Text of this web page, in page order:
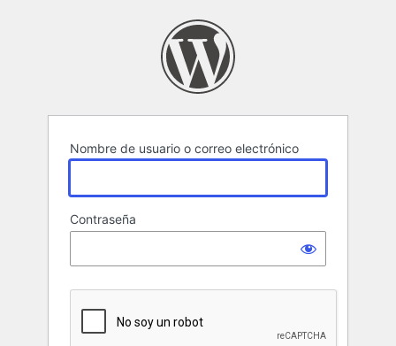
Nombre de usuario o correo electrónico
Contraseña